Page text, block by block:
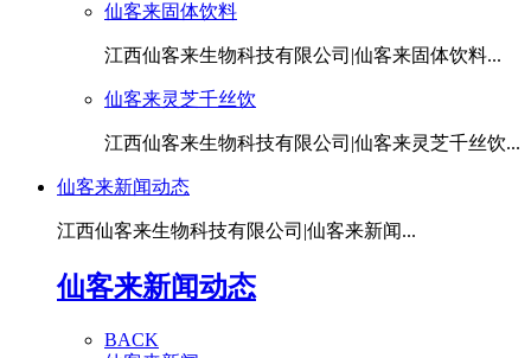
仙客来固体饮料
江西仙客来生物科技有限公司|仙客来固体饮料...
仙客来灵芝千丝饮
江西仙客来生物科技有限公司|仙客来灵芝千丝饮...
仙客来新闻动态
江西仙客来生物科技有限公司|仙客来新闻...
仙客来新闻动态
BACK